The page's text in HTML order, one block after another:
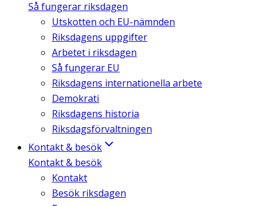
Så fungerar riksdagen
Utskotten och EU-nämnden
Riksdagens uppgifter
Arbetet i riksdagen
Så fungerar EU
Riksdagens internationella arbete
Demokrati
Riksdagens historia
Riksdagsförvaltningen
Kontakt & besök
Kontakt & besök
Kontakt
Besök riksdagen